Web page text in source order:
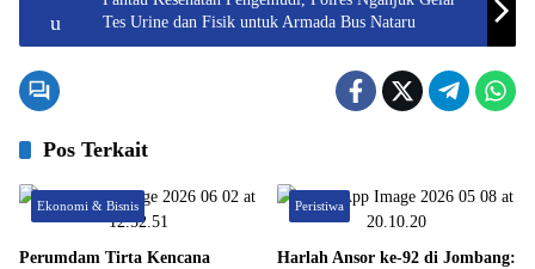
Tes Urine dan Fisik untuk Armada Bus Nataru
Pos Terkait
Ekonomi & Bisnis
Perumdam Tirta Kencana
Peristiwa
Harlah Ansor ke-92 di Jombang: